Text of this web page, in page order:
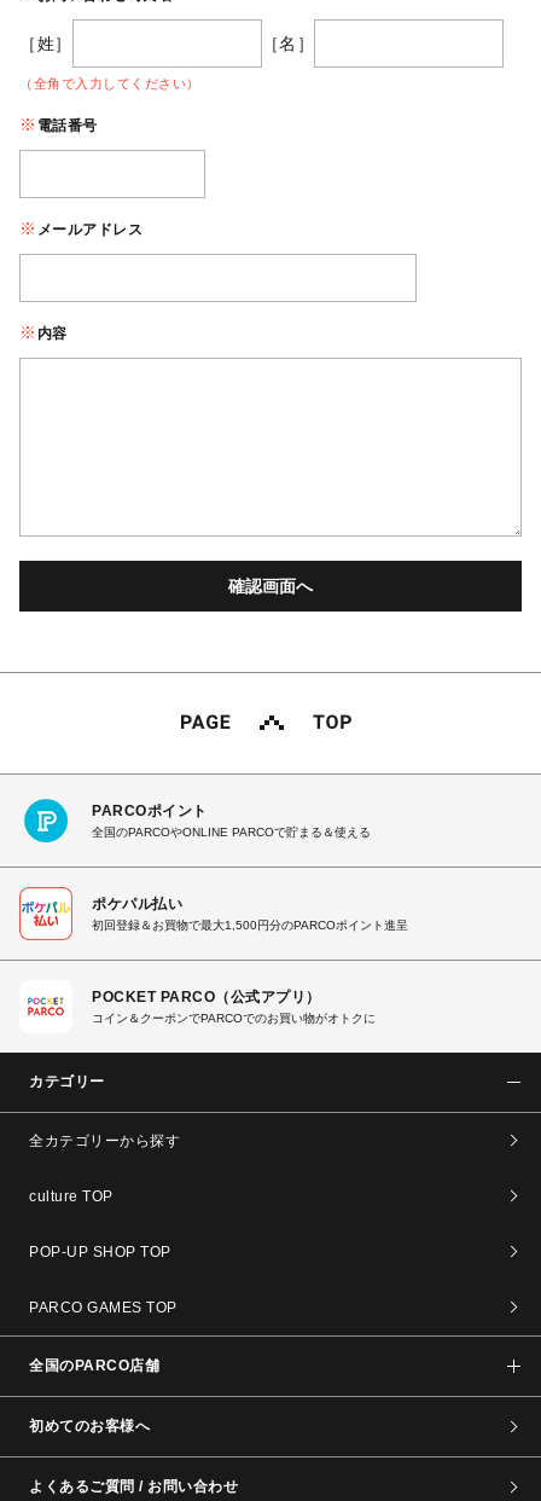
［姓］ ［名］
（全角で入力してください）
電話番号
メールアドレス
内容
PARCOポイント
全国のPARCOやONLINE PARCOで貯まる＆使える
ポケパル払い
初回登録＆お買物で最大1,500円分のPARCOポイント進呈
POCKET PARCO（公式アプリ）
コイン＆クーポンでPARCOでのお買い物がオトクに
カテゴリー
全カテゴリーから探す
culture TOP
POP-UP SHOP TOP
PARCO GAMES TOP
全国のPARCO店舗
初めてのお客様へ
よくあるご質問 / お問い合わせ